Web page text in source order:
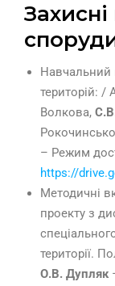
Захисні
Навчальний
територій:
Волкова,
– Режим
https://
Методичні
проекту з
території.
О.В. Дупляк